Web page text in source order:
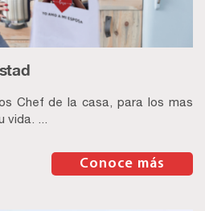
Chef de la casa, para los mas
...
Conoce más